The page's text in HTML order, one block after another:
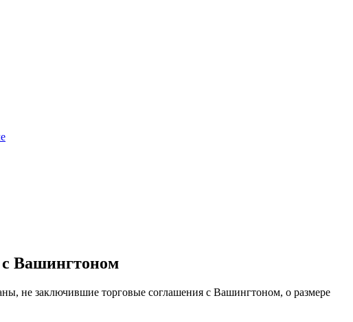
Вашингтоном
не заключившие торговые соглашения с Вашингтоном, о размере